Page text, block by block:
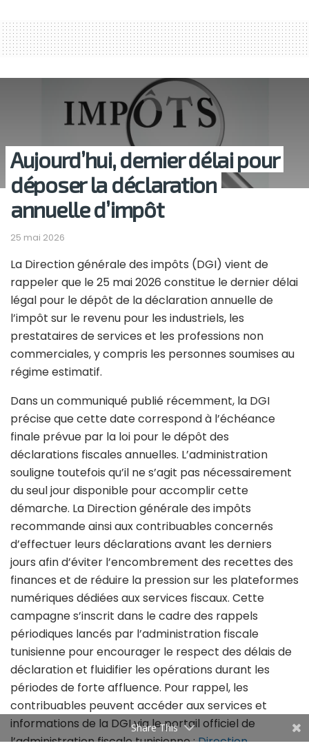
Aujourd’hui, dernier délai pour
déposer la déclaration
annuelle d’impôt
25 mai 2026
La Direction générale des impôts (DGI) vient de
rappeler que le 25 mai 2026 constitue le dernier délai
légal pour le dépôt de la déclaration annuelle de
l’impôt sur le revenu pour les industriels, les
prestataires de services et les professions non
commerciales, y compris les personnes soumises au
régime estimatif.
Dans un communiqué publié récemment, la DGI
précise que cette date correspond à l’échéance
finale prévue par la loi pour le dépôt des
déclarations fiscales annuelles. L’administration
souligne toutefois qu’il ne s’agit pas nécessairement
du seul jour disponible pour accomplir cette
démarche. La Direction générale des impôts
recommande ainsi aux contribuables concernés
d’effectuer leurs déclarations avant les derniers
jours afin d’éviter l’encombrement des recettes des
finances et de réduire la pression sur les plateformes
numériques dédiées aux services fiscaux. Cette
campagne s’inscrit dans le cadre des rappels
périodiques lancés par l’administration fiscale
tunisienne pour encourager le respect des délais de
déclaration et fluidifier les opérations durant les
périodes de forte affluence. Pour rappel, les
contribuables peuvent accéder aux services et
informations de la DGI via le portail officiel de
l’administration fiscale tunisienne :Direction
Share This